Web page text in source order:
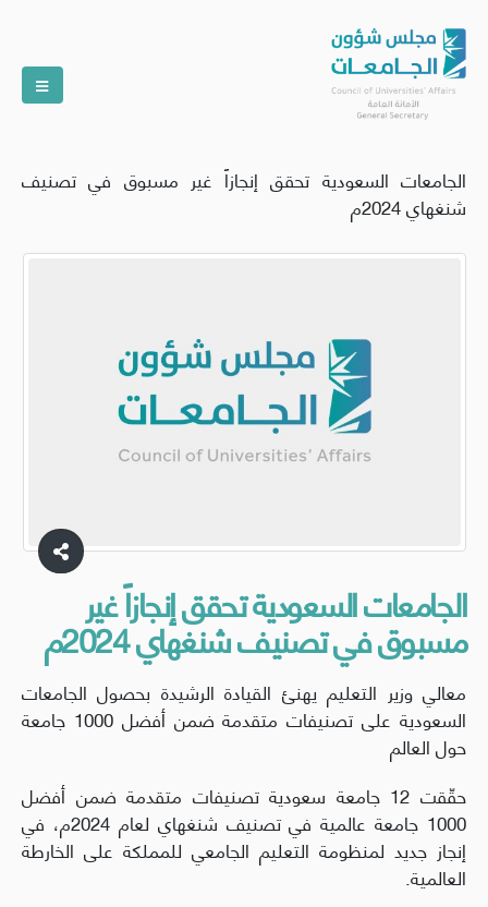
الجامعات السعودية تحقق إنجازاً غير مسبوق في تصنيف
شنغهاي 2024م
الجامعات السعودية تحقق إنجازاً غير
مسبوق في تصنيف شنغهاي 2024م
معالي وزير التعليم يهنئ القيادة الرشيدة بحصول الجامعات
السعودية على تصنيفات متقدمة ضمن أفضل 1000 جامعة
حول العالم
حقّقت 12 جامعة سعودية تصنيفات متقدمة ضمن أفضل
1000 جامعة عالمية في تصنيف شنغهاي لعام 2024م، في
إنجاز جديد لمنظومة التعليم الجامعي للمملكة على الخارطة
العالمية.